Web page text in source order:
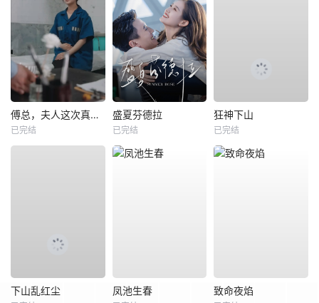
傅总，夫人这次真的死了
已完结
盛夏芬德拉
已完结
狂神下山
已完结
下山乱红尘 凤池生春 致命夜焰